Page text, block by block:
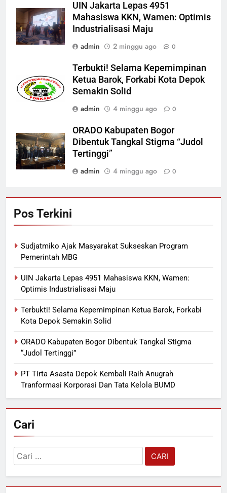
UIN Jakarta Lepas 4951
Mahasiswa KKN, Wamen: Optimis
Industrialisasi Maju
admin
2 minggu ago 0
Terbukti! Selama Kepemimpinan
Ketua Barok, Forkabi Kota Depok
Semakin Solid
admin
4 minggu ago 0
ORADO Kabupaten Bogor
Dibentuk Tangkal Stigma “Judol
Tertinggi”
admin
4 minggu ago 0
Pos Terkini
Sudjatmiko Ajak Masyarakat Sukseskan Program
Pemerintah MBG
UIN Jakarta Lepas 4951 Mahasiswa KKN, Wamen:
Optimis Industrialisasi Maju
Terbukti! Selama Kepemimpinan Ketua Barok, Forkabi
Kota Depok Semakin Solid
ORADO Kabupaten Bogor Dibentuk Tangkal Stigma
“Judol Tertinggi”
PT Tirta Asasta Depok Kembali Raih Anugrah
Tranformasi Korporasi Dan Tata Kelola BUMD
Cari
Cari
untuk: